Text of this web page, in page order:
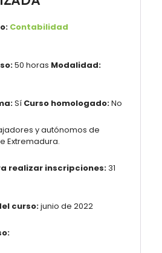
Contabilidad
50 horas Modalidad:
Sí Curso homologado:No
y autónomos de
Extremadura.
realizar inscripciones: 31
curso:junio de 2022